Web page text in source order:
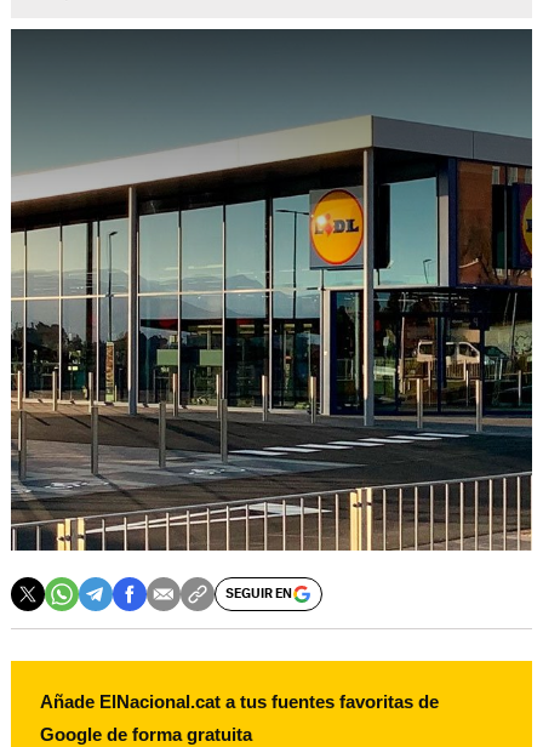
SEGUIR EN
Añade ElNacional.cat a tus fuentes favoritas de
Google de forma gratuita